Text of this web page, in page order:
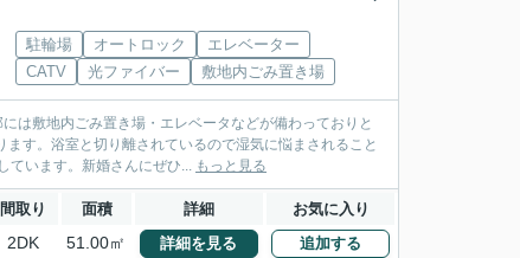
駐輪場 オートロック
エレベーター
CATV
光ファイバー 敷地内ごみ置き場
は敷地内ごみ置き場・エレベータなどが備わっておりと
す。浴室と切り離されているので湿気に悩まされること
ています。新婚さんにぜひ... もっと見る
間取り 面積 詳細 お気に入り
2DK 51.00㎡ 詳細を見る 追加する